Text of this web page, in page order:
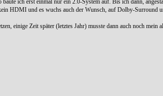
ich erst einmal nur ein 2.0-System auf. Bis ich dann,
HDMI und es wuchs auch der Wunsch, auf Dolby-Surround
einige Zeit später (letztes Jahr) musste dann auch noch mein